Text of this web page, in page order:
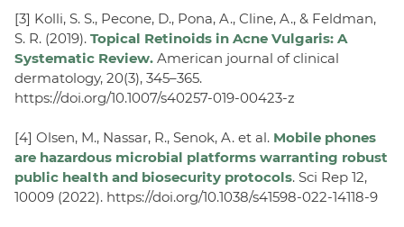
[3] Kolli, S. S., Pecone, D., Pona, A., Cline, A., & Feldman,
S. R. (2019). Topical Retinoids in Acne Vulgaris: A
Systematic Review. American journal of clinical
dermatology, 20(3), 345–365.
https://doi.org/10.1007/s40257-019-00423-z
[4] Olsen, M., Nassar, R., Senok, A. et al. Mobile phones
are hazardous microbial platforms warranting robust
public health and biosecurity protocols. Sci Rep 12,
10009 (2022). https://doi.org/10.1038/s41598-022-14118-9